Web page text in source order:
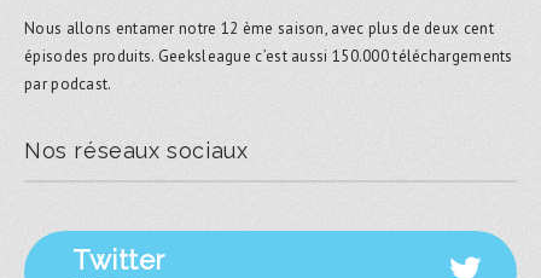
Nous allons entamer notre 12 ème saison, avec plus de deux cent
épisodes produits. Geeksleague c’est aussi 150.000 téléchargements
par podcast.
Nos réseaux sociaux
Twitter